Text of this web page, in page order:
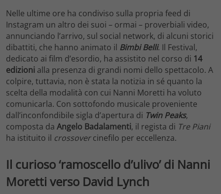
Nelle ultime ore ha condiviso sulla propria feed di
Instagram un altro dei suoi – ormai – proverbiali video,
annunciando l’arrivo, sul social network, di alcuni storici
dibattiti, che hanno animato il Bimbi Belli. Il Festival,
dedicato ai film d’esordio, ha assistito nel corso di 14
edizioni alla presenza di grandi nomi dello spettacolo. A
colpire, tuttavia, non è stata la notizia in sé quanto la
scelta della modalità con cui Nanni Moretti ha voluto
comunicarla. Con sottofondo musicale proveniente
dall’inconfondibile sigla d’apertura di Twin Peaks,
composta da Angelo Badalamenti, il regista di Tre Piani
ha istituito il crossovercinefilo per eccellenza.
Il curioso ‘ramoscello d’ulivo’ di Nanni
Moretti verso David Lynch